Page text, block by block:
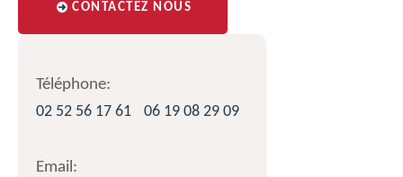
CONTACTEZ NOUS
Téléphone:
02 52 56 17 61
06 19 08 29 09
Email: